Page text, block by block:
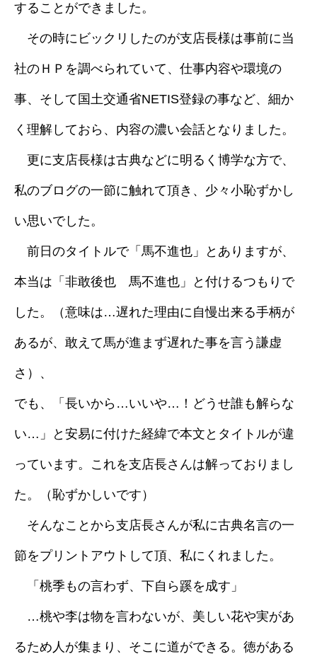
することができました。
その時にビックリしたのが支店長様は事前に当
社のＨＰを調べられていて、仕事内容や環境の
事、そして国土交通省NETIS登録の事など、細か
く理解しておら、内容の濃い会話となりました。
更に支店長様は古典などに明るく博学な方で、
私のブログの一節に触れて頂き、少々小恥ずかし
い思いでした。
前日のタイトルで「馬不進也」とありますが、
本当は「非敢後也 馬不進也」と付けるつもりで
した。（意味は…遅れた理由に自慢出来る手柄が
あるが、敢えて馬が進まず遅れた事を言う謙虚
さ）、
でも、「長いから…いいや…！どうせ誰も解らな
い…」と安易に付けた経緯で本文とタイトルが違
っています。これを支店長さんは解っておりまし
た。（恥ずかしいです）
そんなことから支店長さんが私に古典名言の一
節をプリントアウトして頂、私にくれました。
「桃季もの言わず、下自ら蹊を成す」
…桃や李は物を言わないが、美しい花や実があ
るため人が集まり、そこに道ができる。徳がある